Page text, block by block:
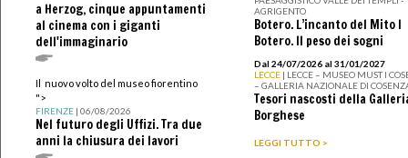
a Herzog, cinque appuntamenti
al cinema con i giganti
dell'immaginario
Il nuovo volto del museo fiorentino
">
FIRENZE| 06/08/2026
Nel futuro degli Uffizi. Tra due
anni la chiusura dei lavori
AGRIGENTO
Botero. L’incanto del Mito I
Botero. Il peso dei sogni
Dal 24/07/2026 al 31/01/2027
LECCE | LECCE – MUSEO MUST I
– GALLERIA NAZIONALE DI
Tesori nascosti della
Borghese
LEGGI TUTTO >